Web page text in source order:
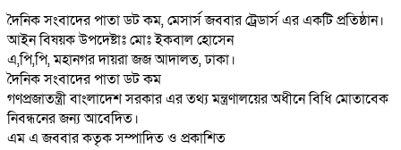
দৈনিক সংবাদের পাতা ডট কম, মেসার্স জববার ট্রেডার্স এর একটি প্রতিষ্ঠান।
আইন বিষয়ক উপদেষ্টাঃ মোঃ ইকবাল হোসেন
এ,পি,পি, মহানগর দায়রা জজ আদালত, ঢাকা।
দৈনিক সংবাদের পাতা ডট কম
গণপ্রজাতন্ত্রী বাংলাদেশ সরকার এর তথ্য মন্ত্রণালয়ের অধীনে বিধি মোতাবেক
নিবন্ধনের জন্য আবেদিত।
এম এ জববার কতৃক সম্পাদিত ও প্রকাশিত